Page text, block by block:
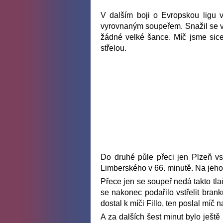
V dalším boji o Evropskou ligu
vyrovnaným soupeřem. Snažil se
žádné velké šance. Míč jsme
střelou.
Do druhé půle přeci jen Plzeň
Limberského v 66. minutě. Na
Přece jen se soupeř nedá takto
se nakonec podařilo vstřelit
dostal k míči Fillo, ten poslal míč
A za dalších šest minut bylo